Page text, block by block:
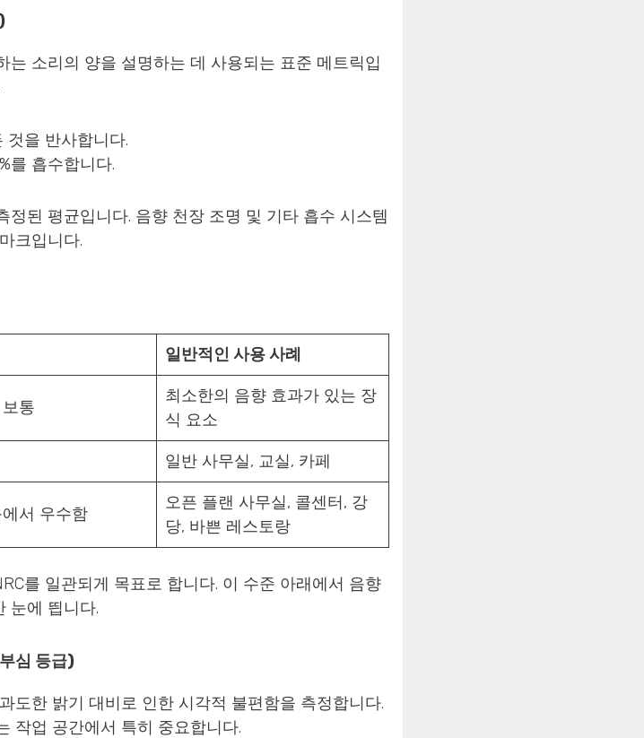
는 소리의 양을 설명하는 데 사용되는 표준 메트릭입
을 반사합니다.
를 흡수합니다.
정된 평균입니다. 음향 천장 조명 및 기타 흡수 시스템
크입니다.
일반적인 사용 사례
통
최소한의 음향 효과가 있는 장
식 요소
일반 사무실, 교실, 카페
서 우수함
오픈 플랜 사무실, 콜센터, 강
당, 바쁜 레스토랑
를 일관되게 목표로 합니다. 이 수준 아래에서 음향
눈에 띕니다.
심 등급)
도한 밝기 대비로 인한 시각적 불편함을 측정합니다.
작업 공간에서 특히 중요합니다.